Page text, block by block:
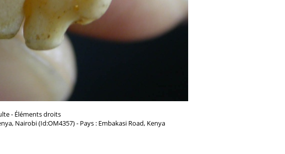
- Éléments droits
Nairobi (Id:OM4357) - Pays : Embakasi Road, Kenya